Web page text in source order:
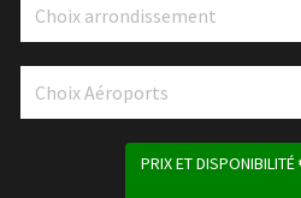
PRIX ET DISPONIBILITÉ